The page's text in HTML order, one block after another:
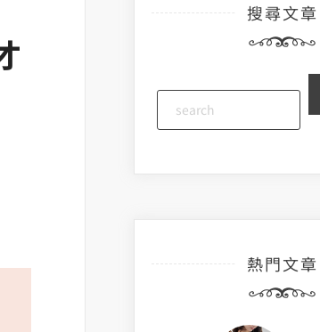
搜尋文章
熱門文章